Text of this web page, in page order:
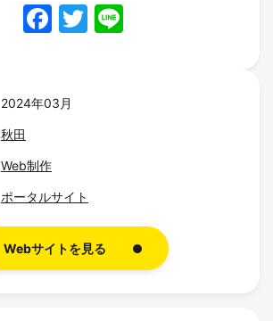
F
e
o
k
T
2024年03月
秋田
Web制作
ポータルサイト
Webサイトを見る